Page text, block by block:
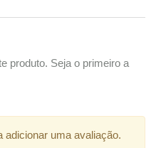
produto. Seja o primeiro a
adicionar uma avaliação.